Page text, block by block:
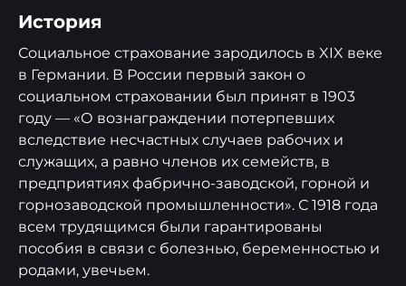
История
Социальное страхование зародилось в XIX веке
в Германии. В России первый закон о
социальном страховании был принят в 1903
году — «О вознаграждении потерпевших
вследствие несчастных случаев рабочих и
служащих, а равно членов их семейств, в
предприятиях фабрично-заводской, горной и
горнозаводской промышленности». С 1918 года
всем трудящимся были гарантированы
пособия в связи с болезнью, беременностью и
родами, увечьем.